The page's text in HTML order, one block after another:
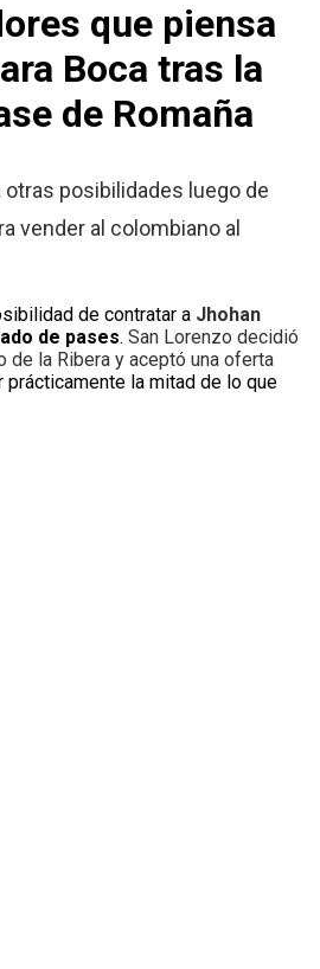
que piensa
Boca tras la
de Romaña
otras posibilidades luego de
vender al colombiano al
de contratar a Jhohan
de pases.San Lorenzo decidió
de la Ribera y aceptó una oferta
prácticamente la mitad de lo que